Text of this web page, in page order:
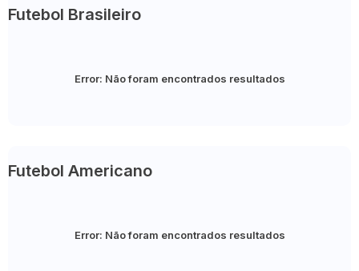
Futebol Brasileiro
Error: Não foram encontrados resultados
Futebol Americano
Error: Não foram encontrados resultados